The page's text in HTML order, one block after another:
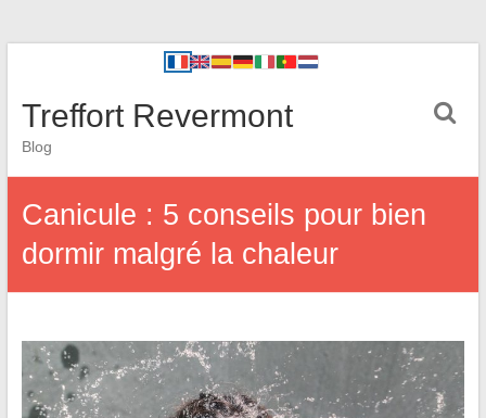
Treffort Revermont
Blog
Canicule : 5 conseils pour bien
dormir malgré la chaleur